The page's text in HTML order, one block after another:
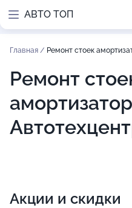
АВТО ТОП
Главная / Ремонт стоек
Ремонт
Акции и скидки